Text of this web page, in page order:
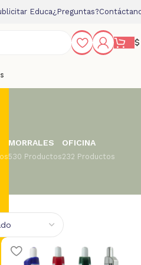
Educa¿Preguntas?
$
MORRALES
530 Productos
OFICINA
232 Productos